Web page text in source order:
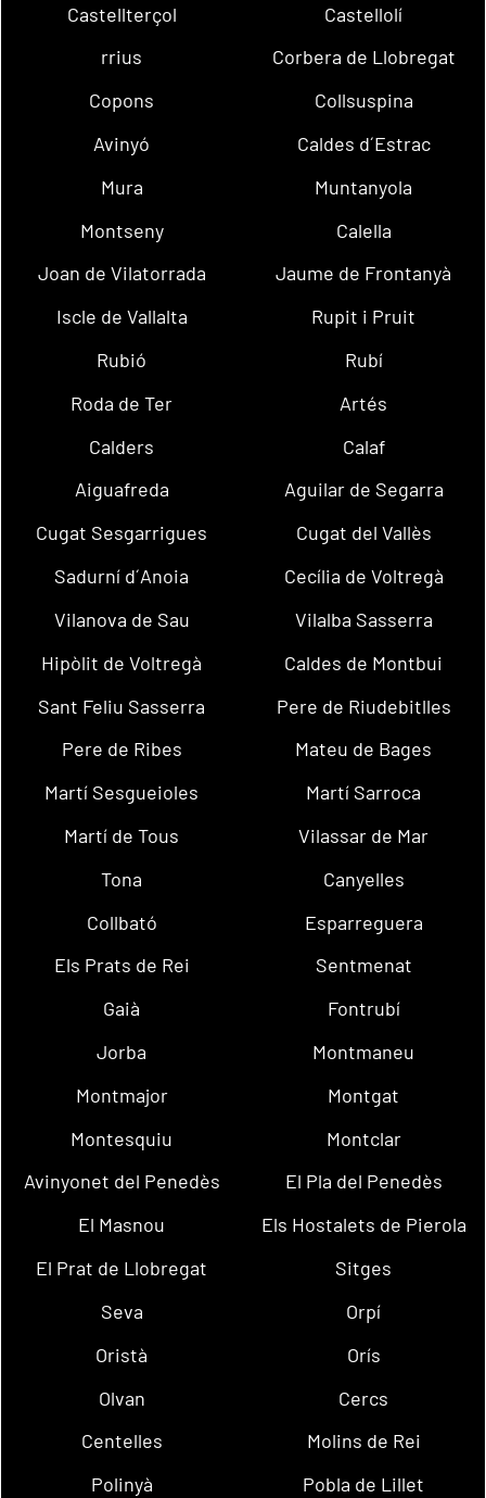
Castellterçol
Castellolí
rrius
Corbera de Llobregat
Copons
Collsuspina
Avinyó
Caldes d´Estrac
Mura
Muntanyola
Montseny
Calella
Joan de Vilatorrada
Jaume de Frontanyà
Iscle de Vallalta
Rupit i Pruit
Rubió
Rubí
Roda de Ter
Artés
Calders
Calaf
Aiguafreda
Aguilar de Segarra
Cugat Sesgarrigues
Cugat del Vallès
Sadurní d´Anoia
Cecília de Voltregà
Vilanova de Sau
Vilalba Sasserra
Hipòlit de Voltregà
Caldes de Montbui
Sant Feliu Sasserra
Pere de Riudebitlles
Pere de Ribes
Mateu de Bages
Martí Sesgueioles
Martí Sarroca
Martí de Tous
Vilassar de Mar
Tona
Canyelles
Collbató
Esparreguera
Els Prats de Rei
Sentmenat
Gaià
Fontrubí
Jorba
Montmaneu
Montmajor
Montgat
Montesquiu
Montclar
Avinyonet del Penedès
El Pla del Penedès
El Masnou
Els Hostalets de Pierola
El Prat de Llobregat
Sitges
Seva
Orpí
Oristà
Orís
Olvan
Cercs
Centelles
Molins de Rei
Polinyà
Pobla de Lillet